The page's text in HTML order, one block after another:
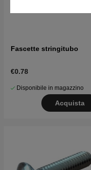
Fascette stringitubo
€0.78
Disponibile in magazzino
Acquista